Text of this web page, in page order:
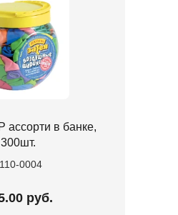
в банке,
300шт.
0004
руб.